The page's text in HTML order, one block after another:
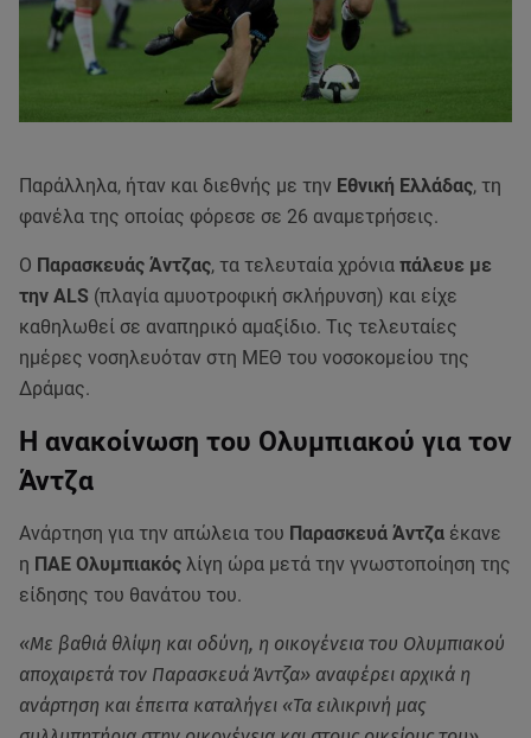
Παράλληλα, ήταν και διεθνής με την Εθνική Ελλάδας, τη
φανέλα της οποίας φόρεσε σε 26 αναμετρήσεις.
Ο Παρασκευάς Άντζας, τα τελευταία χρόνια πάλευε με
την ALS (πλαγία αμυοτροφική σκλήρυνση) και είχε
καθηλωθεί σε αναπηρικό αμαξίδιο. Τις τελευταίες
ημέρες νοσηλευόταν στη ΜΕΘ του νοσοκομείου της
Δράμας.
Η ανακοίνωση του Ολυμπιακού για τον
Άντζα
Ανάρτηση για την απώλεια του Παρασκευά Άντζα έκανε
η ΠΑΕ Ολυμπιακός λίγη ώρα μετά την γνωστοποίηση της
είδησης του θανάτου του.
«Με βαθιά θλίψη και οδύνη, η οικογένεια του Ολυμπιακού
αποχαιρετά τον Παρασκευά Άντζα» αναφέρει αρχικά η
ανάρτηση και έπειτα καταλήγει «Τα ειλικρινή μας